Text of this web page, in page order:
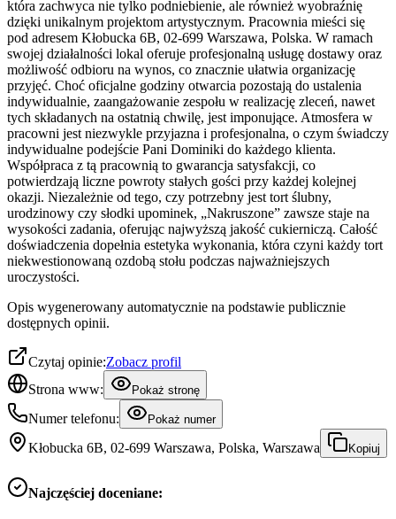
która zachwyca nie tylko podniebienie, ale również wyobraźnię
dzięki unikalnym projektom artystycznym. Pracownia mieści się
pod adresem Kłobucka 6B, 02-699 Warszawa, Polska. W ramach
swojej działalności lokal oferuje profesjonalną usługę dostawy oraz
możliwość odbioru na wynos, co znacznie ułatwia organizację
przyjęć. Choć oficjalne godziny otwarcia pozostają do ustalenia
indywidualnie, zaangażowanie zespołu w realizację zleceń, nawet
tych składanych na ostatnią chwilę, jest imponujące. Atmosfera w
pracowni jest niezwykle przyjazna i profesjonalna, o czym świadczy
indywidualne podejście Pani Dominiki do każdego klienta.
Współpraca z tą pracownią to gwarancja satysfakcji, co
potwierdzają liczne powroty stałych gości przy każdej kolejnej
okazji. Niezależnie od tego, czy potrzebny jest tort ślubny,
urodzinowy czy słodki upominek, „Nakruszone” zawsze staje na
wysokości zadania, oferując najwyższą jakość cukierniczą. Całość
doświadczenia dopełnia estetyka wykonania, która czyni każdy tort
niekwestionowaną ozdobą stołu podczas najważniejszych
uroczystości.
Opis wygenerowany automatycznie na podstawie publicznie
dostępnych opinii.
Czytaj opinie:Zobacz profil
Strona www:
Pokaż stronę
Numer telefonu: Pokaż numer
Kłobucka 6B, 02-699 Warszawa, Polska, Warszawa Kopiuj
Najczęściej doceniane: